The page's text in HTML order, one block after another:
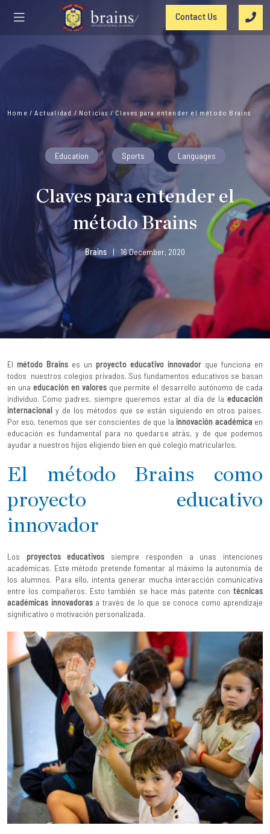
Contact Us
Home /Actualidad / Noticias/Claves para entender el método Brains
Education Sports Languages
Claves para entender el
método Brains
Brains | 16 December, 2020
El método Brains es un proyecto educativo innovador que funciona en
todos nuestros colegios privados. Sus fundamentos educativos se basan
en una educación en valoresque permite el desarrollo autónomo de cada
individuo. Como padres, siempre queremos estar al día de la educación
internacional y de los métodos que se están siguiendo en otros países.
Por eso, tenemos que ser conscientes de que lainnovación académica en
educación es fundamental para no quedarse atrás, y de que podemos
ayudar a nuestros hijos eligiendo bien en qué colegio matricularlos.
El método Brains como
proyecto educativo
innovador
Los proyectos educativos siempre responden a unas intenciones
académicas. Este método pretende fomentar al máximo la autonomía de
los alumnos. Para ello, intenta generar mucha interacción comunicativa
entre los compañeros. Esto también se hace más patente con técnicas
académicas innovadorasa través de lo que se conoce como aprendizaje
significativo o motivación personalizada.